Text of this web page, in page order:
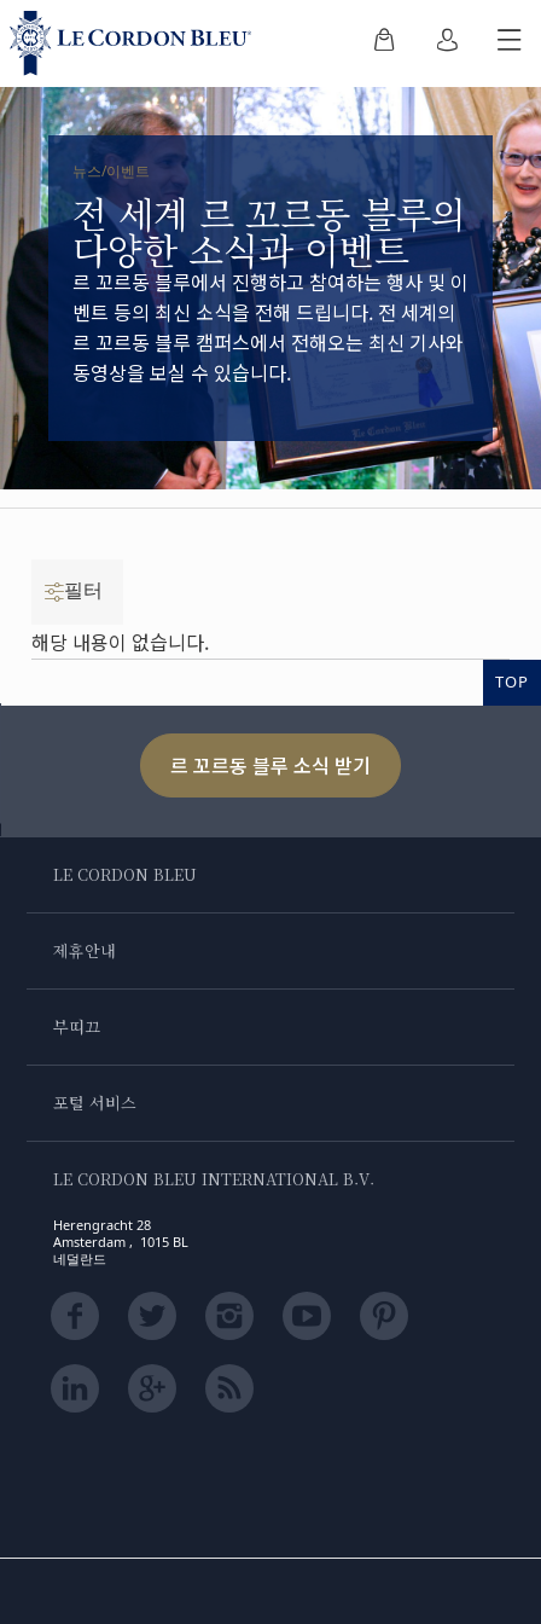
뉴스/이벤트
전 세계 르 꼬르동 블루의
다양한 소식과 이벤트
르 꼬르동 블루에서 진행하고 참여하는 행사 및 이
벤트 등의 최신 소식을 전해 드립니다. 전 세계의
르 꼬르동 블루 캠퍼스에서 전해오는 최신 기사와
동영상을 보실 수 있습니다.
필터
해당 내용이 없습니다.
TOP
르 꼬르동 블루 소식 받기
LE CORDON BLEU
제휴안내
부띠끄
포털 서비스
LE CORDON BLEU INTERNATIONAL B.V.
Herengracht 28
Amsterdam , 1015 BL
네덜란드